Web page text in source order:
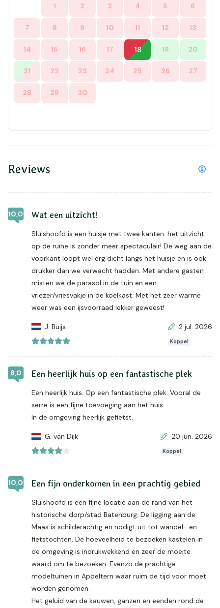
1 2 3 4 5 6
7 8 9 10 11 12 13
14 15 16 17 18 19 20
21 22 23 24 25 26 27
28 29 30
Reviews
10,0 Wat een uitzicht!
Sluishoofd is een huisje met twee kanten: het uitzicht
op de ruïne is zonder meer spectaculair! De weg aan de
voorkant loopt wel erg dicht langs het huisje en is ook
drukker dan we verwacht hadden. Met andere gasten
misten we de parasol in de tuin en een
vriezer/vriesvakje in de koelkast. Met het zeer warme
weer was een ijsvoorraad lekker geweest!
J. Buijs 2 jul. 2026
Koppel
8,0 Een heerlijk huis op een fantastische plek
Een heerlijk huis. Op een fantastische plek. Vooral de
serre is een fijne toevoeging aan het huis.
In de omgeving heerlijk gefietst.
G. van Dijk 20 jun. 2026
Koppel
10,0 Een fijn onderkomen in een prachtig gebied
Sluishoofd is een fijne locatie aan de rand van het
historische dorp/stad Batenburg. De ligging aan de
Maas is schilderachtig en nodigt uit tot wandel- en
fietstochten. De hoeveelheid te bezoeken kastelen in
de omgeving is indrukwekkend en zeer de moeite
waard om te bezoeken. Evenzo de prachtige
modeltuinen in Appeltern waar ruim de tijd voor moet
worden genomen.
Het geluid van de kauwen, ganzen en eenden rond de